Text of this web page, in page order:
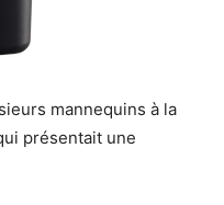
mannequins à la
présentait une